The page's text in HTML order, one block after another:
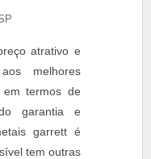
atrativo e
melhores
em termos de
garantia e
garrett é
tem outras